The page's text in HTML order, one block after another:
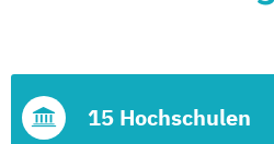
15 Hochschulen